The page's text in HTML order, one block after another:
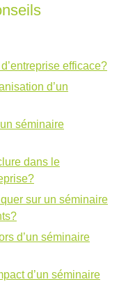
efficace?
d’un
séminaire
dans le
sur un séminaire
d’un séminaire
d’un séminaire